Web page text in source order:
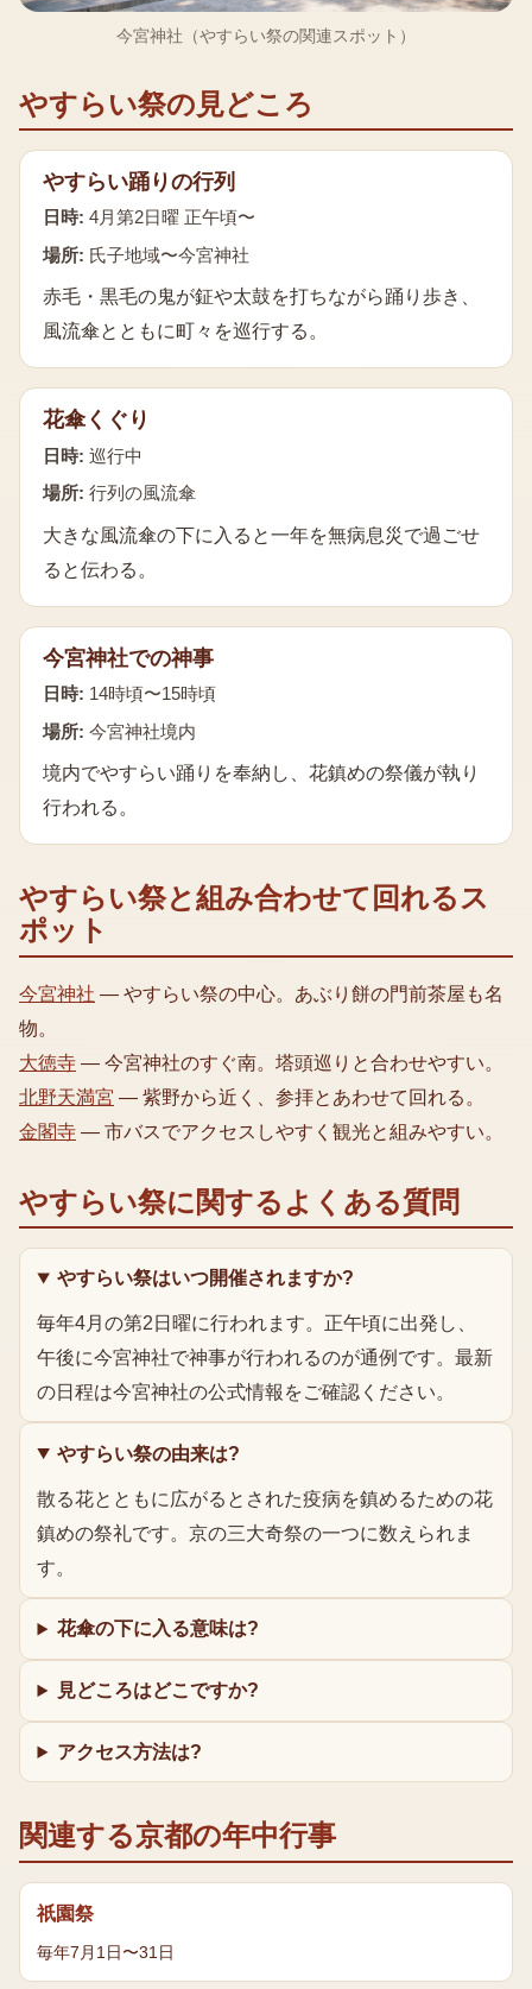
今宮神社（やすらい祭の関連スポット）
やすらい祭の見どころ
やすらい踊りの行列
日時: 4月第2日曜 正午頃〜
場所: 氏子地域〜今宮神社
赤毛・黒毛の鬼が鉦や太鼓を打ちながら踊り歩き、
風流傘とともに町々を巡行する。
花傘くぐり
日時: 巡行中
場所: 行列の風流傘
大きな風流傘の下に入ると一年を無病息災で過ごせ
ると伝わる。
今宮神社での神事
日時: 14時頃〜15時頃
場所: 今宮神社境内
境内でやすらい踊りを奉納し、花鎮めの祭儀が執り
行われる。
やすらい祭と組み合わせて回れるス
ポット
今宮神社 — やすらい祭の中心。あぶり餅の門前茶屋も名
物。
大徳寺 — 今宮神社のすぐ南。塔頭巡りと合わせやすい。
北野天満宮 — 紫野から近く、参拝とあわせて回れる。
金閣寺 — 市バスでアクセスしやすく観光と組みやすい。
やすらい祭に関するよくある質問
やすらい祭はいつ開催されますか?
毎年4月の第2日曜に行われます。正午頃に出発し、
午後に今宮神社で神事が行われるのが通例です。最新
の日程は今宮神社の公式情報をご確認ください。
やすらい祭の由来は?
散る花とともに広がるとされた疫病を鎮めるための花
鎮めの祭礼です。京の三大奇祭の一つに数えられま
す。
花傘の下に入る意味は?
見どころはどこですか?
アクセス方法は?
関連する京都の年中行事
祇園祭
毎年7月1日〜31日